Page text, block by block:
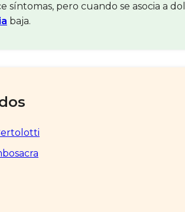
síntomas, pero cuando se asocia a
baja.